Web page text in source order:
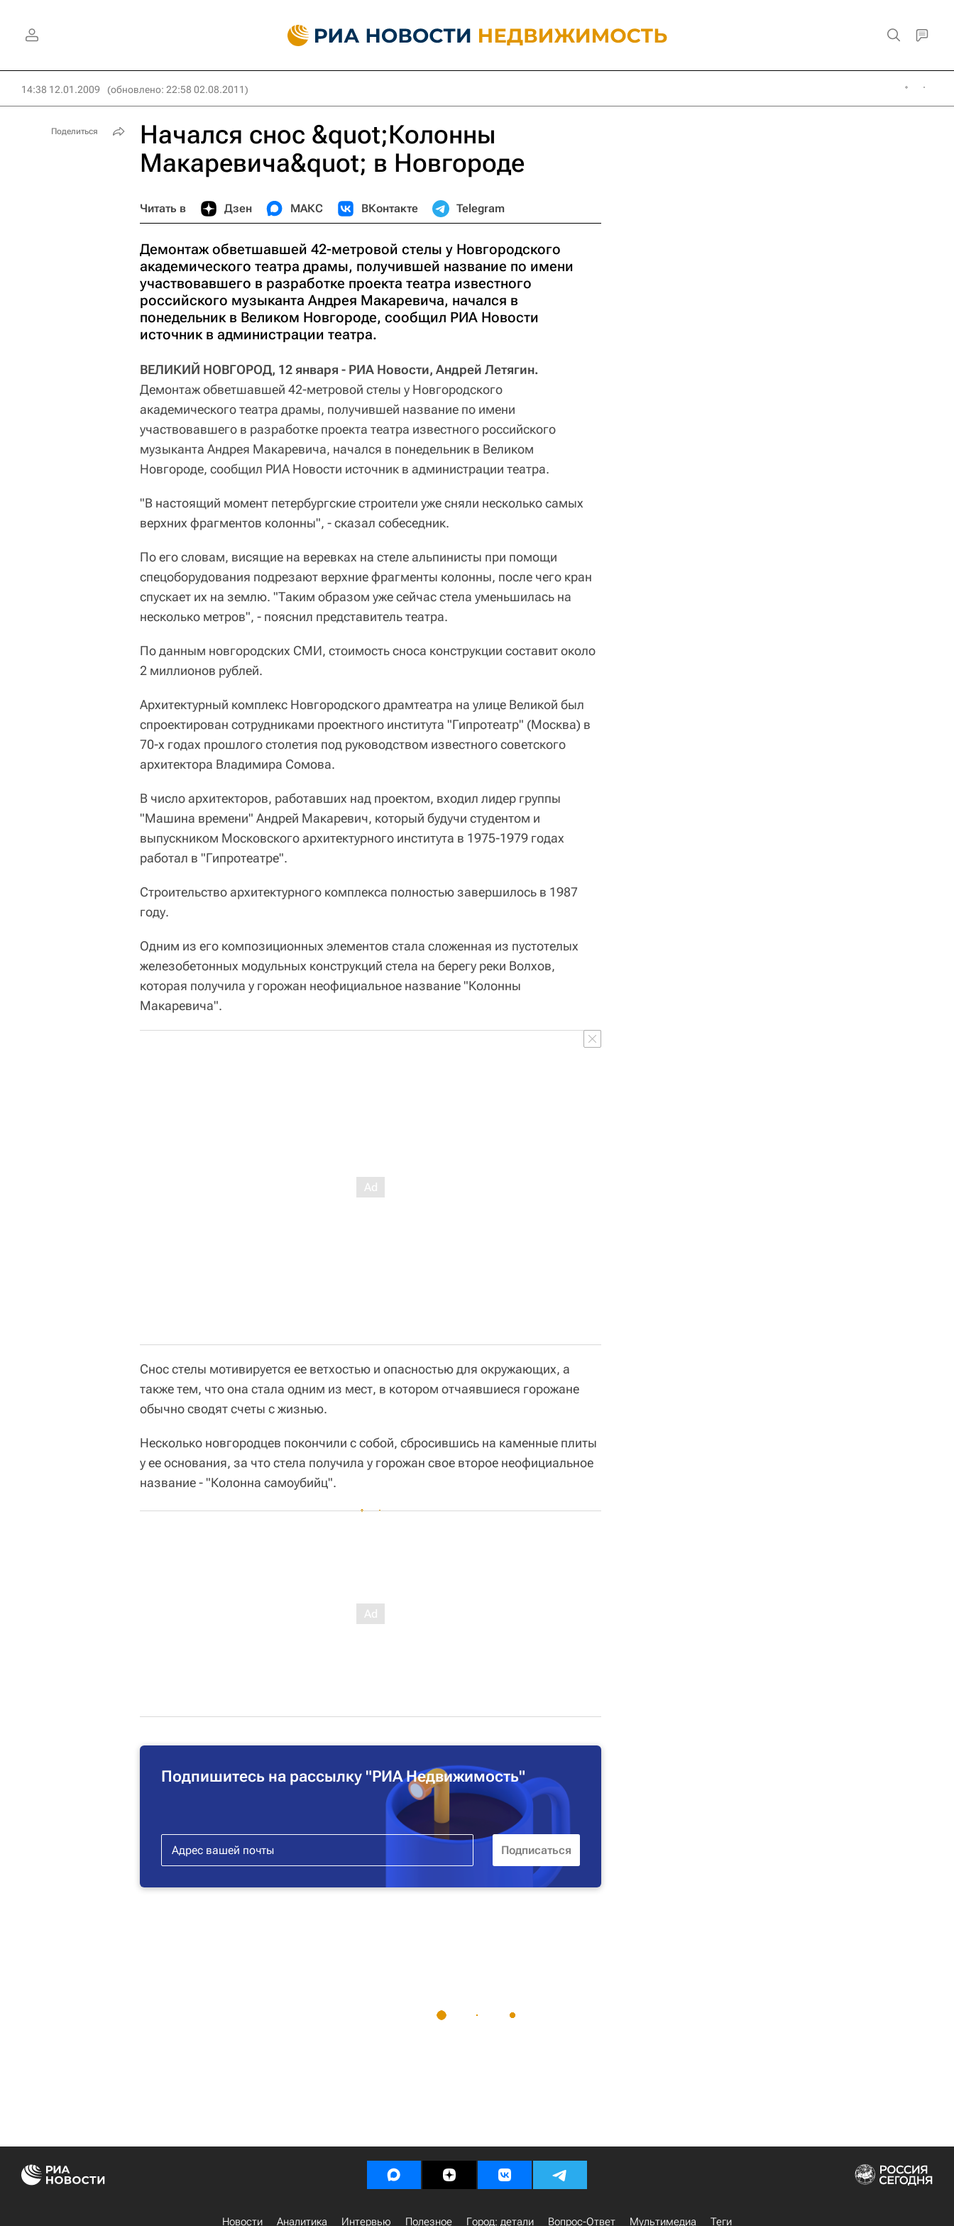
14:38 12.01.2009 (обновлено: 22:58 02.08.2011)
Начался снос &quot;Колонны
Макаревича&quot; в Новгороде
Читать в Дзен МАКС ВКонтакте Telegram
Демонтаж обветшавшей 42-метровой стелы у Новгородского
академического театра драмы, получившей название по имени
участвовавшего в разработке проекта театра известного
российского музыканта Андрея Макаревича, начался в
понедельник в Великом Новгороде, сообщил РИА Новости
источник в администрации театра.
ВЕЛИКИЙ НОВГОРОД, 12 января - РИА Новости, Андрей Летягин.
Демонтаж обветшавшей 42-метровой стелы у Новгородского
академического театра драмы, получившей название по имени
участвовавшего в разработке проекта театра известного российского
музыканта Андрея Макаревича, начался в понедельник в Великом
Новгороде, сообщил РИА Новости источник в администрации театра.
"В настоящий момент петербургские строители уже сняли несколько самых
верхних фрагментов колонны", - сказал собеседник.
По его словам, висящие на веревках на стеле альпинисты при помощи
спецоборудования подрезают верхние фрагменты колонны, после чего кран
спускает их на землю. "Таким образом уже сейчас стела уменьшилась на
несколько метров", - пояснил представитель театра.
По данным новгородских СМИ, стоимость сноса конструкции составит около
2 миллионов рублей.
Архитектурный комплекс Новгородского драмтеатра на улице Великой был
спроектирован сотрудниками проектного института "Гипротеатр" (Москва) в
70-х годах прошлого столетия под руководством известного советского
архитектора Владимира Сомова.
В число архитекторов, работавших над проектом, входил лидер группы
"Машина времени" Андрей Макаревич, который будучи студентом и
выпускником Московского архитектурного института в 1975-1979 годах
работал в "Гипротеатре".
Строительство архитектурного комплекса полностью завершилось в 1987
году.
Одним из его композиционных элементов стала сложенная из пустотелых
железобетонных модульных конструкций стела на берегу реки Волхов,
которая получила у горожан неофициальное название "Колонны
Макаревича".
Снос стелы мотивируется ее ветхостью и опасностью для окружающих, а
также тем, что она стала одним из мест, в котором отчаявшиеся горожане
обычно сводят счеты с жизнью.
Несколько новгородцев покончили с собой, сбросившись на каменные плиты
у ее основания, за что стела получила у горожан свое второе неофициальное
название - "Колонна самоубийц".
Подпишитесь на рассылку "РИА Недвижимость"
Поделиться
Новости Аналитика Интервью Полезное Город: детали Вопрос-Ответ Мультимедиа Теги